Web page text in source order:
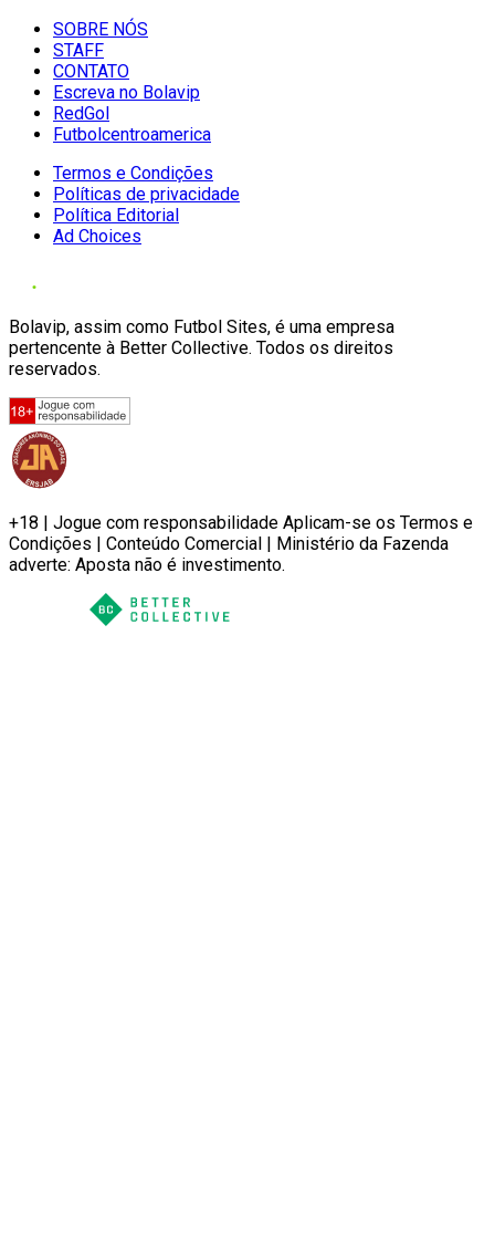
SOBRE NÓS
STAFF
CONTATO
Escreva no Bolavip
RedGol
Futbolcentroamerica
Termos e Condições
Políticas de privacidade
Política Editorial
Ad Choices
Bolavip, assim como Futbol Sites, é uma empresa
pertencente à Better Collective. Todos os direitos
reservados.
+18 | Jogue com responsabilidade Aplicam-se os Termos e
Condições | Conteúdo Comercial | Ministério da Fazenda
adverte: Aposta não é investimento.